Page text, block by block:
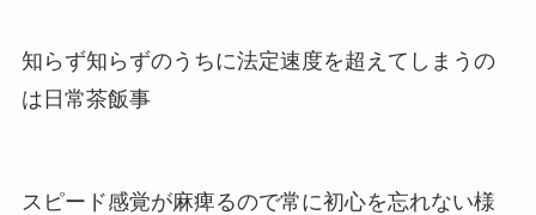
知らず知らずのうちに法定速度を超えてしまうの
は日常茶飯事
スピード感覚が麻痺るので常に初心を忘れない様